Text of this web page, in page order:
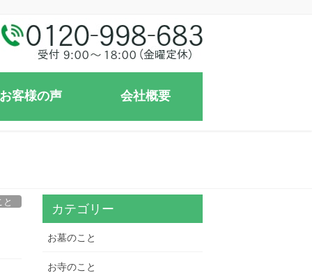
お客様の声 会社概要
と
カテゴリー
お墓のこと
お寺のこと